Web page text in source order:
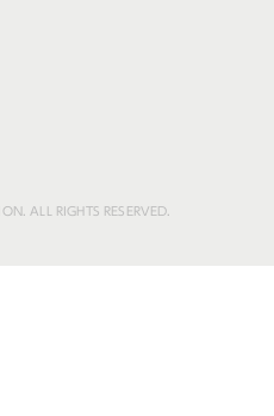
ALL RIGHTS RESERVED.